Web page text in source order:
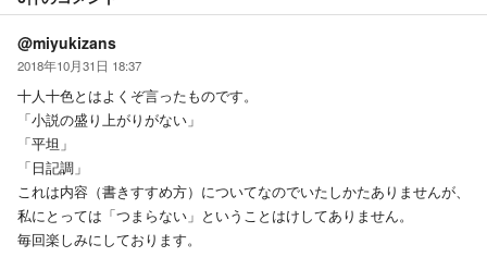
@miyukizans
2018年10月31日 18:37
十人十色とはよくぞ言ったものです。
「小説の盛り上がりがない」
「平坦」
「日記調」
これは内容（書きすすめ方）についてなのでいたしかたありませんが、
私にとっては「つまらない」ということはけしてありません。
毎回楽しみにしております。